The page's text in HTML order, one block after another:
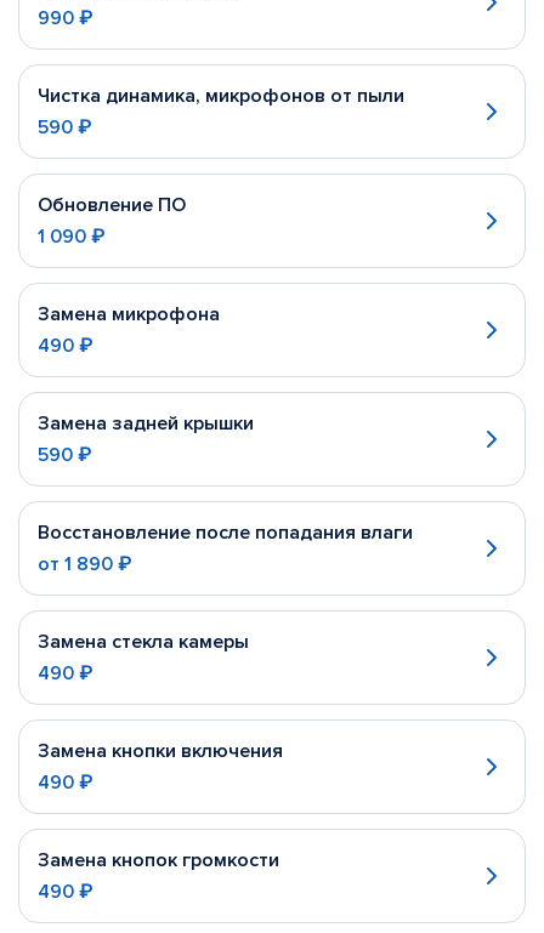
990 ₽
Чистка динамика, микрофонов от пыли
590 ₽
Обновление ПО
1 090 ₽
Замена микрофона
490 ₽
Замена задней крышки
590 ₽
Восстановление после попадания влаги
от 1 890 ₽
Замена стекла камеры
490 ₽
Замена кнопки включения
490 ₽
Замена кнопок громкости
490 ₽